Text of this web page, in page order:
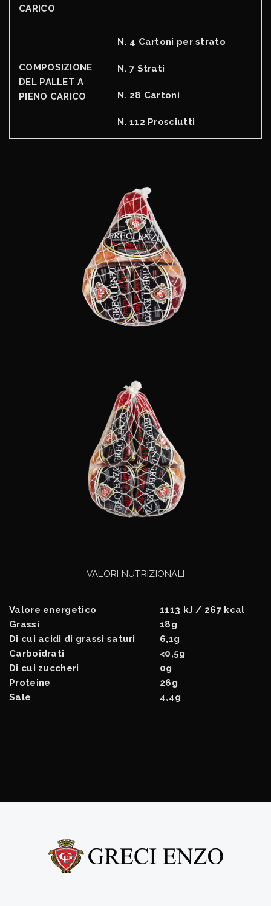
CARICO
COMPOSIZIONE
DEL PALLET A
PIENO CARICO
N. 4 Cartoni per strato
N. 7 Strati
N. 28 Cartoni
N. 112 Prosciutti
VALORI NUTRIZIONALI
Valore energetico
1113 kJ / 267 kcal
Grassi
18g
Di cui acidi di grassi saturi
6,1g
Carboidrati
<0,5g
Di cui zuccheri
0g
Proteine
26g
Sale
4,4g